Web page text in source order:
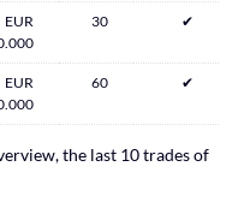
EUR
30 ✔
EUR
60 ✔
the last 10 trades of